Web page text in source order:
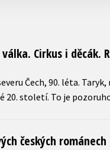
Cirkus i
Čech, 90. léta.
20. století. To je
českých románech